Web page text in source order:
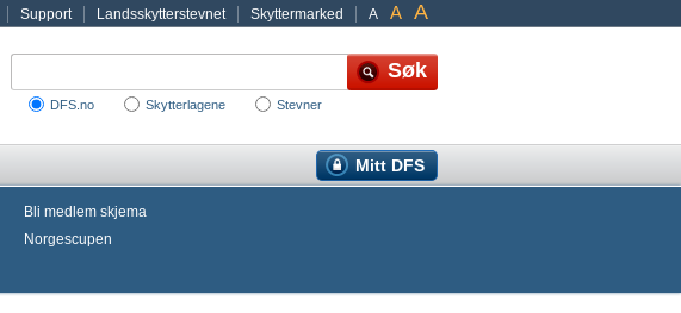
A A A
Support Landsskytterstevnet Skyttermarked
DFS.no Skytterlagene Stevner
Mitt DFS
Bli medlem skjema
Norgescupen